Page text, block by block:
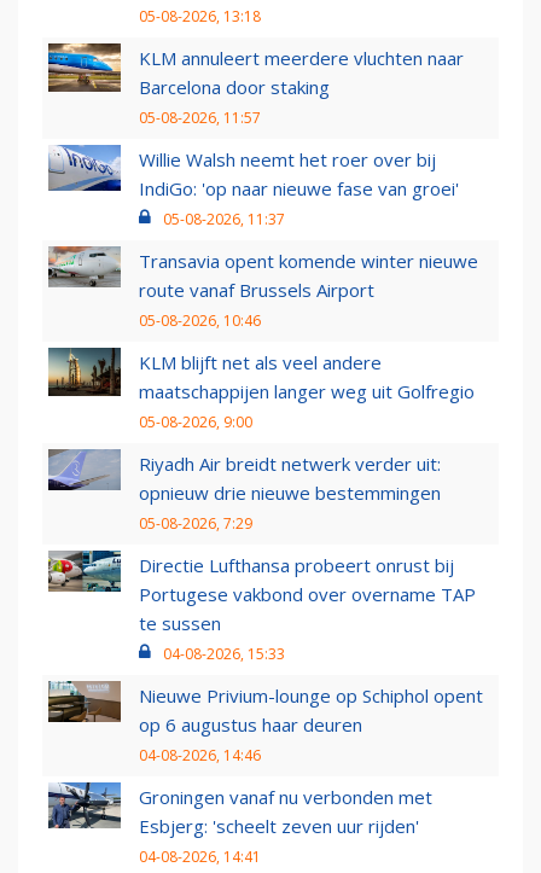
05-08-2026, 13:18
KLM annuleert meerdere vluchten naar
Barcelona door staking
05-08-2026, 11:57
Willie Walsh neemt het roer over bij
IndiGo: 'op naar nieuwe fase van groei'
05-08-2026, 11:37
Transavia opent komende winter nieuwe
route vanaf Brussels Airport
05-08-2026, 10:46
KLM blijft net als veel andere
maatschappijen langer weg uit Golfregio
05-08-2026, 9:00
Riyadh Air breidt netwerk verder uit:
opnieuw drie nieuwe bestemmingen
05-08-2026, 7:29
Directie Lufthansa probeert onrust bij
Portugese vakbond over overname TAP
te sussen
04-08-2026, 15:33
Nieuwe Privium-lounge op Schiphol opent
op 6 augustus haar deuren
04-08-2026, 14:46
Groningen vanaf nu verbonden met
Esbjerg: 'scheelt zeven uur rijden'
04-08-2026, 14:41